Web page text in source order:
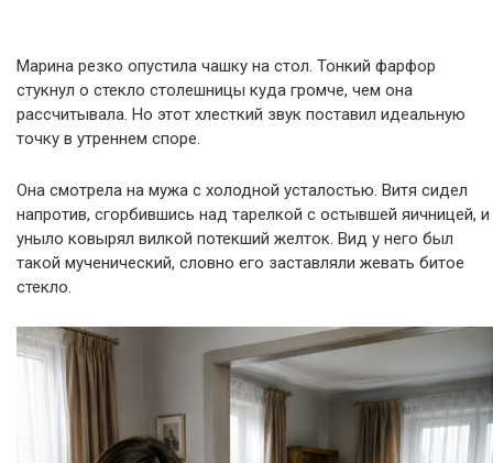
Марина резко опустила чашку на стол. Тонкий фарфор
стукнул о стекло столешницы куда громче, чем она
рассчитывала. Но этот хлесткий звук поставил идеальную
точку в утреннем споре.
Она смотрела на мужа с холодной усталостью. Витя сидел
напротив, сгорбившись над тарелкой с остывшей яичницей, и
уныло ковырял вилкой потекший желток. Вид у него был
такой мученический, словно его заставляли жевать битое
стекло.